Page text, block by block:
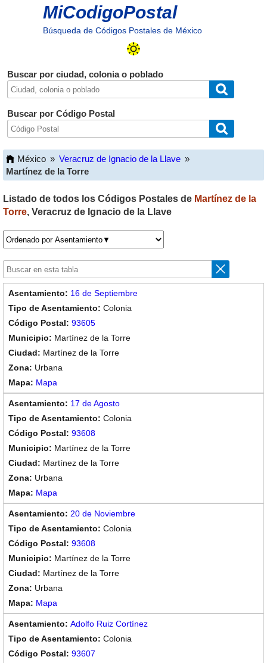
MiCodigoPostal
Búsqueda de Códigos Postales de México
Buscar por ciudad, colonia o poblado
Buscar por Código Postal
México » Veracruz de Ignacio de la Llave »
Martínez de la Torre
Listado de todos los Códigos Postales de Martínez de la
Torre, Veracruz de Ignacio de la Llave
16 de Septiembre
Colonia
93605
Martínez de la Torre
Martínez de la Torre
Urbana
Mapa
17 de Agosto
Colonia
93608
Martínez de la Torre
Martínez de la Torre
Urbana
Mapa
20 de Noviembre
Colonia
93608
Martínez de la Torre
Martínez de la Torre
Urbana
Mapa
Adolfo Ruiz Cortínez
Colonia
93607